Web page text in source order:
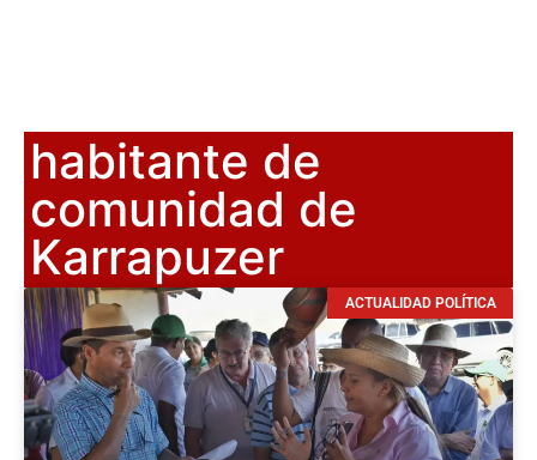
habitante de
comunidad de
Karrapuzer
ACTUALIDAD POLÍTICA